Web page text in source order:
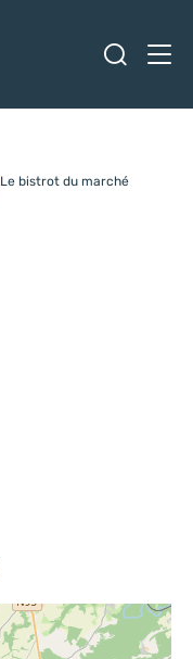
Le bistrot du marché